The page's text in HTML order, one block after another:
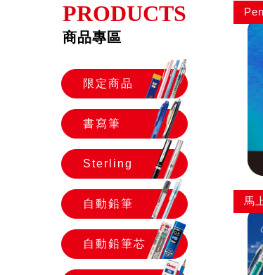
限定商品 書寫筆
PRODUCTS
商品專區
限定商品
書寫筆
Sterling
自動鉛筆
自動鉛筆芯
馬